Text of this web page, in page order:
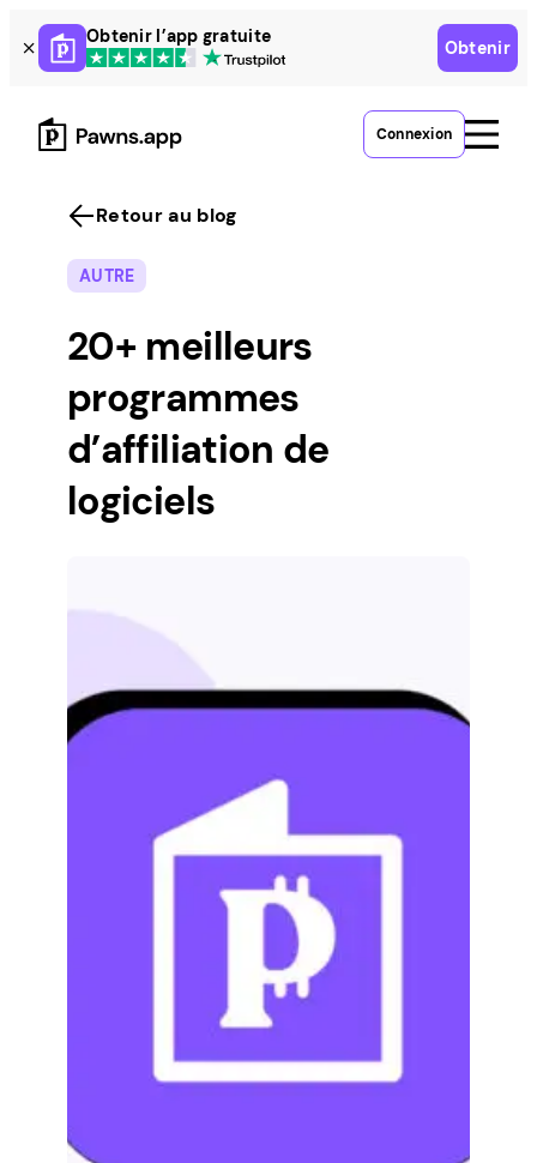
Skip
to
content
Obtenir l’app gratuite
Obtenir
Connexion
Retour au blog
AUTRE
20+ meilleurs
programmes
d’affiliation de
logiciels